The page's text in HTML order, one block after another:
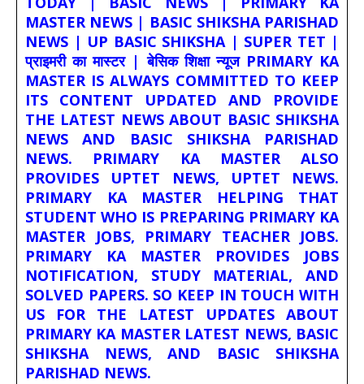
MASTER NEWS | BASIC SHIKSHA PARISHAD
NEWS | UP BASIC SHIKSHA | SUPER TET |
प्राइमरी का मास्टर | बेसिक शिक्षा न्यूज PRIMARY KA
MASTER IS ALWAYS COMMITTED TO KEEP
ITS CONTENT UPDATED AND PROVIDE
THE LATEST NEWS ABOUT BASIC SHIKSHA
NEWS AND BASIC SHIKSHA PARISHAD
NEWS. PRIMARY KA MASTER ALSO
PROVIDES UPTET NEWS, UPTET NEWS.
PRIMARY KA MASTER HELPING THAT
STUDENT WHO IS PREPARING PRIMARY KA
MASTER JOBS, PRIMARY TEACHER JOBS.
PRIMARY KA MASTER PROVIDES JOBS
NOTIFICATION, STUDY MATERIAL, AND
SOLVED PAPERS. SO KEEP IN TOUCH WITH
US FOR THE LATEST UPDATES ABOUT
PRIMARY KA MASTER LATEST NEWS, BASIC
SHIKSHA NEWS, AND BASIC SHIKSHA
PARISHAD NEWS.